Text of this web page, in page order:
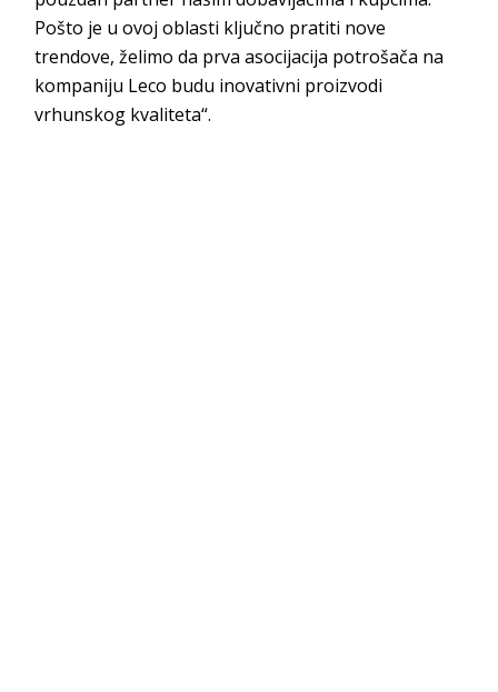
Pošto je u ovoj oblasti ključno pratiti nove
trendove, želimo da prva asocijacija potrošača na
kompaniju Leco budu inovativni proizvodi
vrhunskog kvaliteta“.